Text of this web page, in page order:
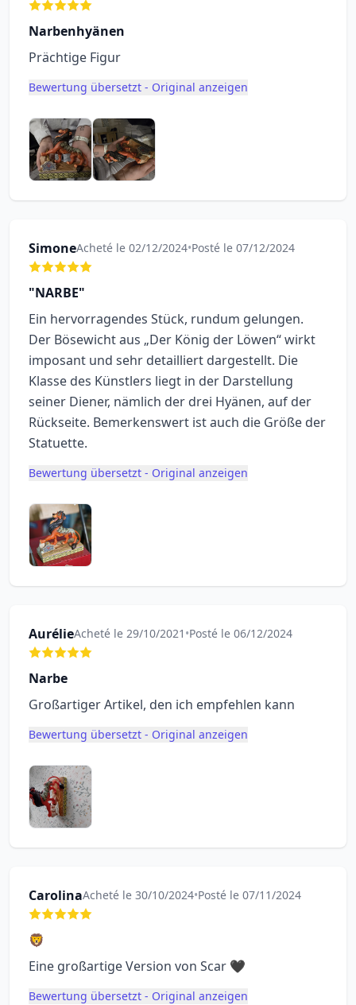
Narbenhyänen
Prächtige Figur
Bewertung übersetzt - Original anzeigen
SimoneAcheté le 02/12/2024•Posté le 07/12/2024
"NARBE"
Ein hervorragendes Stück, rundum gelungen.
Der Bösewicht aus „Der König der Löwen“ wirkt
imposant und sehr detailliert dargestellt. Die
Klasse des Künstlers liegt in der Darstellung
seiner Diener, nämlich der drei Hyänen, auf der
Rückseite. Bemerkenswert ist auch die Größe der
Statuette.
Bewertung übersetzt - Original anzeigen
AurélieAcheté le 29/10/2021 •Posté le 06/12/2024
Narbe
Großartiger Artikel, den ich empfehlen kann
Bewertung übersetzt - Original anzeigen
CarolinaAcheté le 30/10/2024•Posté le 07/11/2024
🦁
Eine großartige Version von Scar 🖤
Bewertung übersetzt - Original anzeigen